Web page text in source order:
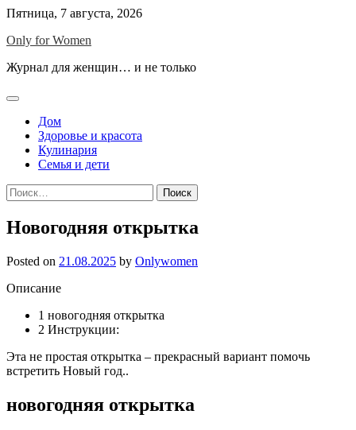
Skip
content
Пятница, 7 августа, 2026
Only for Women
Журнал для женщин… и не только
Дом
Здоровье и красота
Кулинария
Семья и дети
Найти:
Новогодняя открытка
Posted on 21.08.2025 by Onlywomen
Описание
1 новогодняя открытка
2 Инструкции:
Эта не простая открытка – прекрасный вариант помочь
встретить Новый год..
новогодняя открытка